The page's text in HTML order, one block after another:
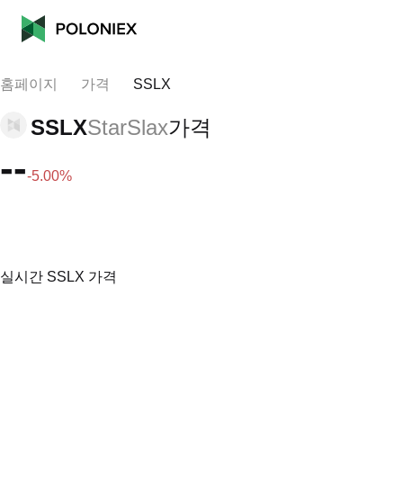
홈페이지 가격 SSLX
SSLXStarSlax가격
---5.00%
실시간 SSLX 가격